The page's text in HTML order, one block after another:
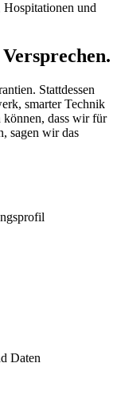
und
Stattdessen
smarter Technik
können, dass wir für
sagen wir das
Daten